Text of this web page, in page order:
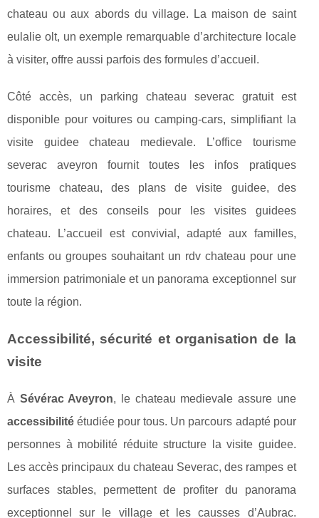
chateau ou aux abords du village. La maison de saint
eulalie olt, un exemple remarquable d’architecture locale
à visiter, offre aussi parfois des formules d’accueil.
Côté accès, un parking chateau severac gratuit est
disponible pour voitures ou camping-cars, simplifiant la
visite guidee chateau medievale. L’office tourisme
severac aveyron fournit toutes les infos pratiques
tourisme chateau, des plans de visite guidee, des
horaires, et des conseils pour les visites guidees
chateau. L’accueil est convivial, adapté aux familles,
enfants ou groupes souhaitant un rdv chateau pour une
immersion patrimoniale et un panorama exceptionnel sur
toute la région.
Accessibilité, sécurité et organisation de la
visite
À Sévérac Aveyron, le chateau medievale assure une
accessibilité étudiée pour tous. Un parcours adapté pour
personnes à mobilité réduite structure la visite guidee.
Les accès principaux du chateau Severac, des rampes et
surfaces stables, permettent de profiter du panorama
exceptionnel sur le village et les causses d’Aubrac.